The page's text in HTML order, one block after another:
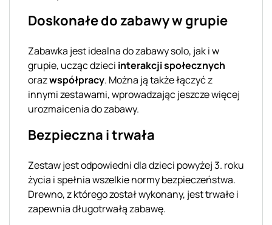
Doskonałe do zabawy w grupie
Zabawka jest idealna do zabawy solo, jak i w
grupie, ucząc dzieci interakcji społecznych
orazwspółpracy. Można ją także łączyć z
innymi zestawami, wprowadzając jeszcze więcej
urozmaicenia do zabawy.
Bezpieczna i trwała
Zestaw jest odpowiedni dla dzieci powyżej 3. roku
życia i spełnia wszelkie normy bezpieczeństwa.
Drewno, z którego został wykonany, jest trwałe i
zapewnia długotrwałą zabawę.